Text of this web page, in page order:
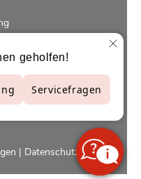
| Datenschutzerklärung